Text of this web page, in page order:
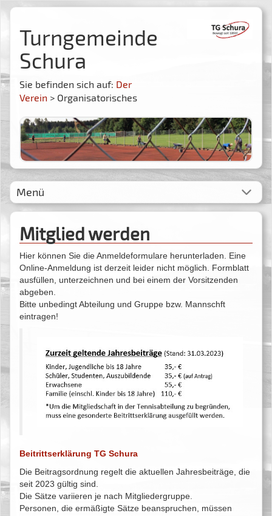
Turngemeinde
Schura
Sie befinden sich auf: Der
Verein > Organisatorisches
Menü
Mitglied werden
Hier können Sie die Anmeldeformulare herunterladen. Eine
Online-Anmeldung ist derzeit leider nicht möglich. Formblatt
ausfüllen, unterzeichnen und bei einem der Vorsitzenden
abgeben.
Bitte unbedingt Abteilung und Gruppe bzw. Mannschft
eintragen!
Beitrittserklärung TG Schura
Die Beitragsordnung regelt die aktuellen Jahresbeiträge, die
seit 2023 gültig sind.
Die Sätze variieren je nach Mitgliedergruppe.
Personen, die ermäßigte Sätze beanspruchen, müssen